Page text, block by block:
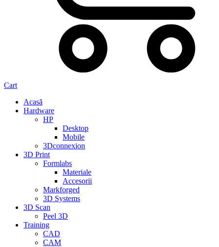
Cart
Acasă
Hardware
HP
Desktop
Mobile
3Dconnexion
3D Print
Formlabs
Materiale
Accesorii
Markforged
3D Systems
3D Scan
Peel 3D
Training
CAD
CAM